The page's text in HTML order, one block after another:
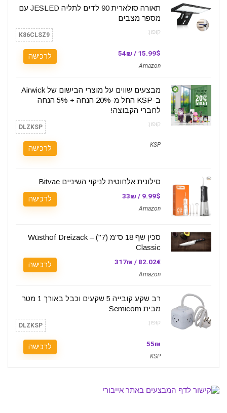
תאורה סולארית 90 לדים לתליה JESLED עם
מספר מצבים
קופון: K86CLSZ9
15.99$ / 54₪
Amazon
לרכישה
מבצעים שווים על מוצרי הבישום של Airwick
ב-KSP החל מ-20% הנחה + 5% הנחה
לחברי הקבוצה!
קופון: DLZKSP
KSP לרכישה
סילונית אלחוטית לניקוי השיניים Bitvae
9.99$ / 33₪
Amazon
לרכישה
סכין שף 18 ס"מ (7") – Wüsthof Dreizack
Classic
82.02€ / 317₪
Amazon
לרכישה
רב שקע קובייה 5 שקעים וכבל באורך 1 מטר
מבית Semicom
קופון: DLZKSP
55₪
KSP
לרכישה